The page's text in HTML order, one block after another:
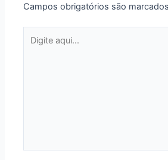
Campos obrigatórios são
aqui...